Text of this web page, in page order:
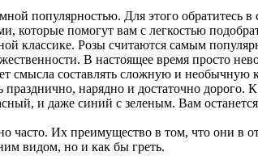
популярностью. Для этого обратитесь
которые помогут вам с легкостью
классике. Розы считаются самым
В настоящее время просто
смысла составлять сложную и
празднично, нарядно и достаточно
и даже синий с зеленым. Вам
часто. Их преимущество в том, что они в
видом, но и как бы греть.